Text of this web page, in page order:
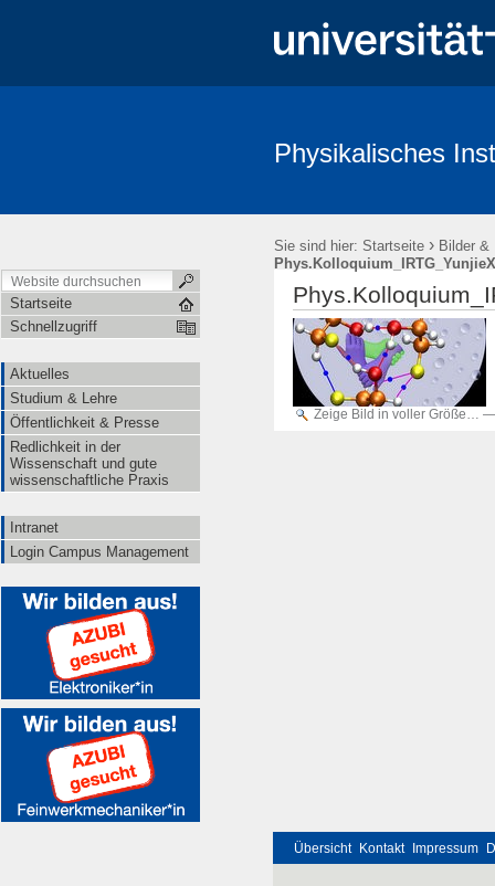
Physikalisches
Sie sind hier: Startseite › Bilder &
Startseite
Schnellzugriff
Aktuelles
Studium & Lehre
Öffentlichkeit & Presse
Redlichkeit in der
Wissenschaft und gute
wissenschaftliche Praxis
Intranet
Login Campus Management
Zeige Bild in voller Größe…
Übersicht Kontakt Impressum